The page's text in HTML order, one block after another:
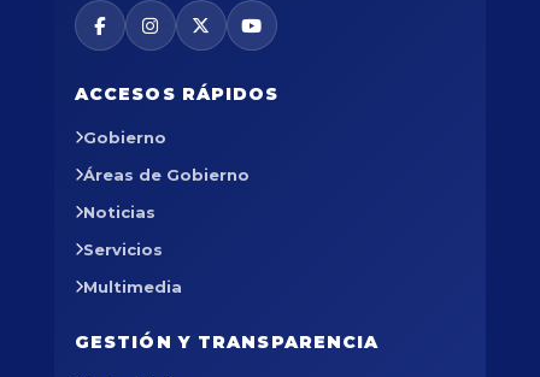
ACCESOS RÁPIDOS
Gobierno
Áreas de Gobierno
Noticias
Servicios
Multimedia
GESTIÓN Y TRANSPARENCIA